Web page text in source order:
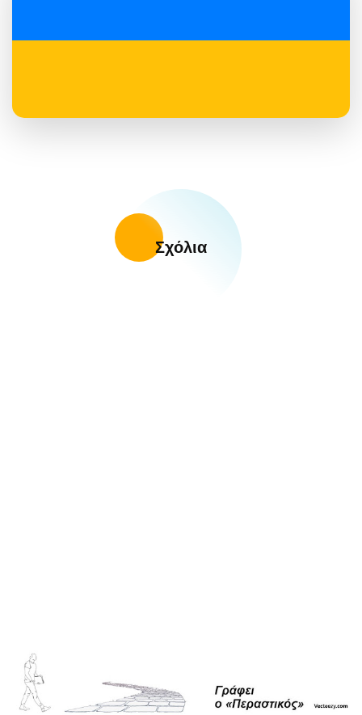
Σχόλια